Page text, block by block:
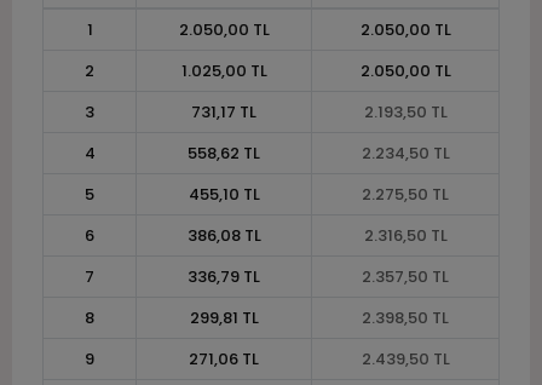
1
2.050,00 TL
2.050,00 TL
2
1.025,00 TL
2.050,00 TL
3
731,17 TL
2.193,50 TL
4
558,62 TL
2.234,50 TL
5
455,10 TL
2.275,50 TL
6
386,08 TL
2.316,50 TL
7
336,79 TL
2.357,50 TL
8
299,81 TL
2.398,50 TL
9
271,06 TL
2.439,50 TL